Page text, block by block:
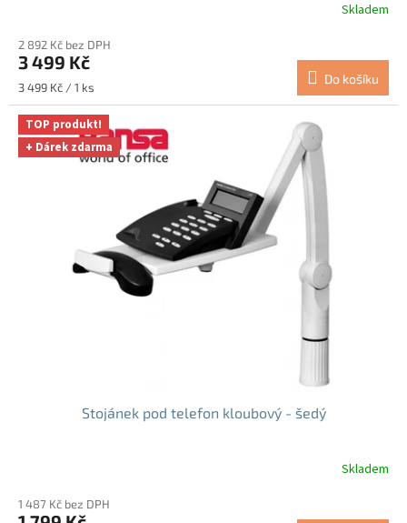
Skladem
2 892 Kč bez DPH
3 499 Kč
Měrná
cena:
3 499 Kč / 1 ks
Do košíku
TOP produkt!
+ Dárek zdarma
Stojánek pod telefon kloubový - šedý
produktu
Skladem
1 487 Kč bez DPH